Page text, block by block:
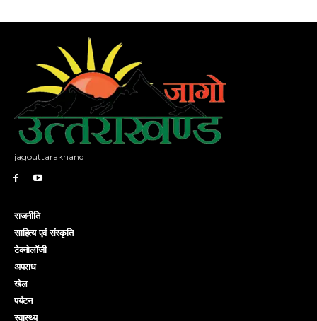
jagouttarakhand
राजनीति
साहित्य एवं संस्कृति
टेक्नोलॉजी
अपराध
खेल
पर्यटन
स्वास्थ्य